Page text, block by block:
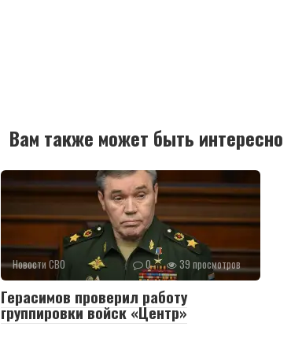
Вам также может быть интересно
Новости СВО 0 39 просмотров
Герасимов проверил работу
группировки войск «Центр»